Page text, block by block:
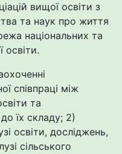
вищої освіти з
та наук про життя
національних та
освіти.
співпраці між
та
їх складу; 2)
освіти, досліджень,
сільського